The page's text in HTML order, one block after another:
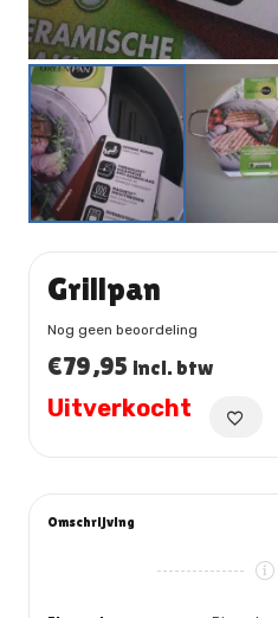
Grillpan
Nog geen beoordeling
€79,95 incl. btw
Uitverkocht
Omschrijving